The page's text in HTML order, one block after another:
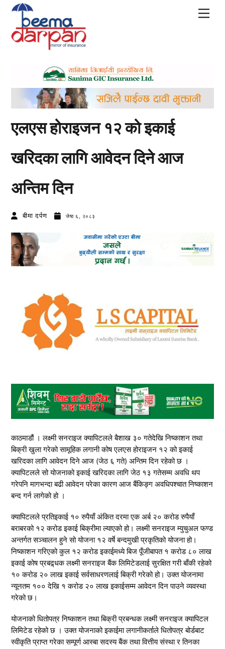
Skip
content
एलएस होराइजन १२ को इकाई
खरिदका लागि आवेदन दिने आज
अन्तिम दिन
बीमा दर्पण जेष्ठ ६, २०८३
काठमाडौं । लक्ष्मी सनराइज क्यापिटलले बैशाख ३० गतेदेखि निष्काशन तथा
बिक्री खुला गरेको सामूहिक लगानी कोष एलएस होराइजन १२ को इकाई
खरिदका लागि आवेदन दिने आज (जेठ ६ गते) अन्तिम दिन रहेको छ ।
क्यापिटलले सो योजनाको इकाई खरिदका लागि जेठ १३ गतेसम्म अवधि थप
गरेपनि मागभन्दा बढी आवेदन परेका कारण आज बैंकिङ्ग अवधिपश्चात निष्काशन
बन्द गर्न लागेको हो ।
क्यापिटलले प्रतिइकाई १० रुपैयाँ अंकित दरमा एक अर्ब २० करोड रुपैयाँ
बराबरको १२ करोड इकाई बिक्रीमा ल्याएको हो। लक्ष्मी सनराइज म्युचुअल फण्ड
अन्तर्गत सञ्चालन हुने सो योजना १२ वर्षे बन्दमुखी प्रकृतिको योजना हो।
निष्काशन गरिएको कुल १२ करोड इकाईमध्ये बिज पूँजीबापत १ करोड ८० लाख
इकाई कोष प्रबद्र्धक लक्ष्मी सनराइज बैंक लिमिटेडलाई सुरक्षित गरी बाँकी रहेको
१० करोड २० लाख इकाई सर्वसाधरणलाई बिक्री गरेको हो। उक्त योजनामा
न्यूनतम १०० देखि १ करोड २० लाख इकाईसम्म आवेदन दिन पाउने व्यवस्था
गरेको छ।
योजनाको धितोपत्र निष्काशन तथा बिक्री प्रबन्धक लक्ष्मी सनराइज क्यापिटल
लिमिटेड रहेको छ । उक्त योजनाको इकाईमा लगानीकर्ताले धितोपत्र बोर्डबाट
स्वीकृति प्राप्त गरेका सम्पूर्ण आस्बा सदस्य बैंक तथा वित्तीय संस्था र तिनका